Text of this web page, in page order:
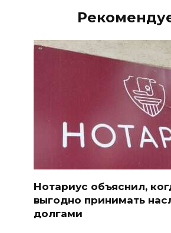
Нотариус объяснил,
выгодно принимать
долгами